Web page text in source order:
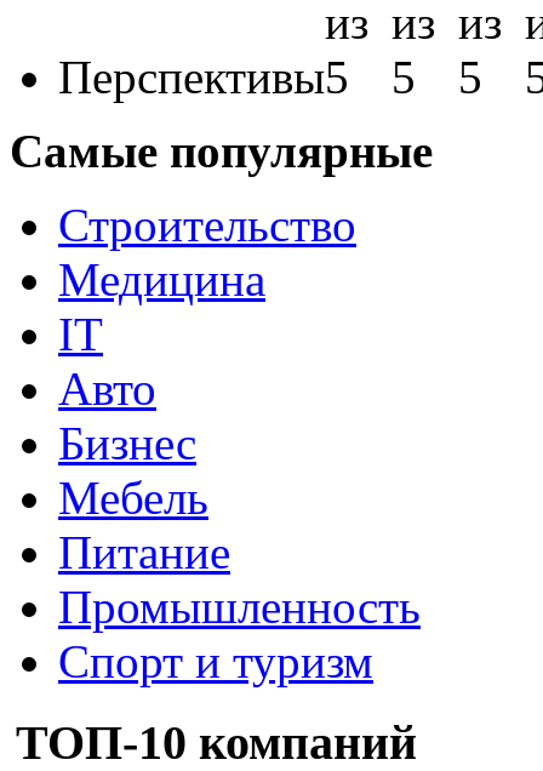
Перспективы
Самые популярные
Строительство
Медицина
IT
Авто
Бизнес
Мебель
Питание
Промышленность
Спорт и туризм
ТОП-10 компаний